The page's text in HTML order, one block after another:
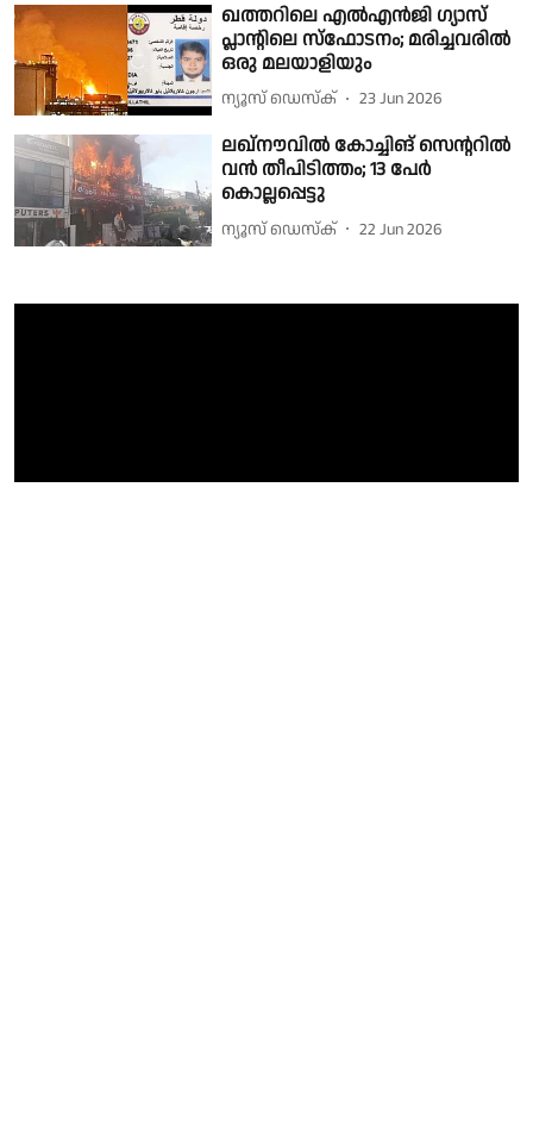
ഖത്തറിലെ എല്‍എന്‍ജി ഗ്യാസ്
പ്ലാന്റിലെ സ്‌ഫോടനം; മരിച്ചവരില്‍
ഒരു മലയാളിയും
ന്യൂസ് ഡെസ്ക് 23 Jun 2026
ലഖ്‌നൗവില്‍ കോച്ചിങ് സെന്ററില്‍
വന്‍ തീപിടിത്തം; 13 പേര്‍
കൊല്ലപ്പെട്ടു
ന്യൂസ് ഡെസ്ക് 22 Jun 2026